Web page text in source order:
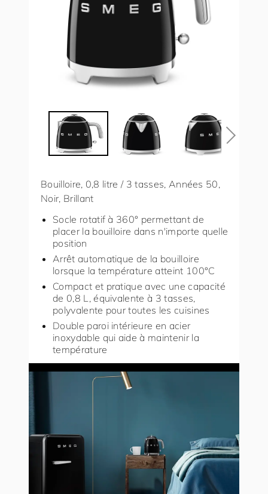
Bouilloire, 0,8 litre / 3 tasses, Années 50,
Noir, Brillant
Socle rotatif à 360° permettant de
placer la bouilloire dans n'importe quelle
position
Arrêt automatique de la bouilloire
lorsque la température atteint 100°C
Compact et pratique avec une capacité
de 0,8 L, équivalente à 3 tasses,
polyvalente pour toutes les cuisines
Double paroi intérieure en acier
inoxydable qui aide à maintenir la
température